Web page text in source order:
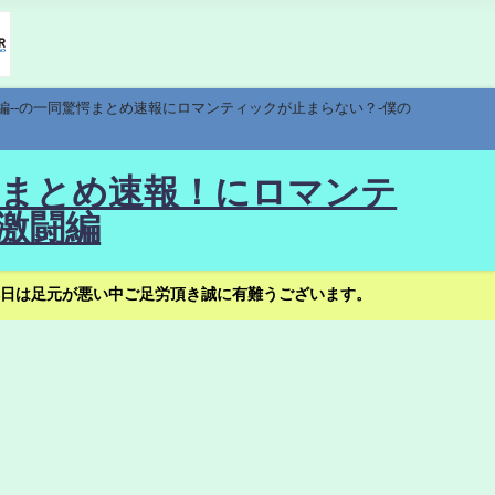
の一同驚愕まとめ速報にロマンティックが止まらない？-僕の
とめ速報！にロマンテ
闘編
足元が悪い中ご足労頂き誠に有難うございます。